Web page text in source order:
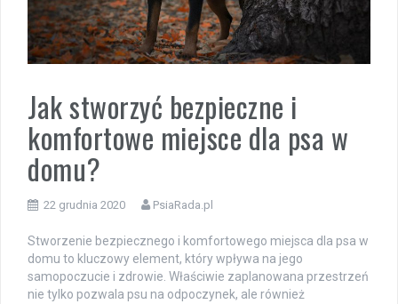
Jak stworzyć bezpieczne i
komfortowe miejsce dla psa w
domu?
22 grudnia 2020 PsiaRada.pl
Stworzenie bezpiecznego i komfortowego miejsca dla psa w
domu to kluczowy element, który wpływa na jego
samopoczucie i zdrowie. Właściwie zaplanowana przestrzeń
nie tylko pozwala psu na odpoczynek, ale również